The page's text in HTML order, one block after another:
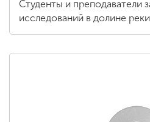
Студенты и преподаватели
исследований в долине